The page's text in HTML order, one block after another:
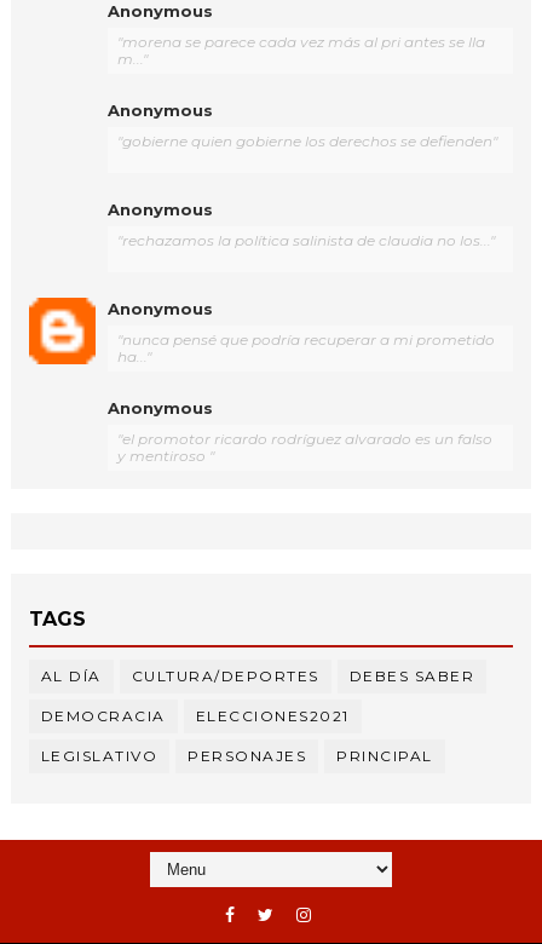
Anonymous
"morena se parece cada vez más al pri antes se lla
m..."
Anonymous
"gobierne quien gobierne los derechos se defienden"
Anonymous
"rechazamos la política salinista de claudia no los..."
Anonymous
"nunca pensé que podría recuperar a mi prometido
ha..."
Anonymous
"el promotor ricardo rodríguez alvarado es un falso
y mentiroso "
TAGS
AL DÍA CULTURA/DEPORTES DEBES SABER
DEMOCRACIA ELECCIONES2021
LEGISLATIVO PERSONAJES PRINCIPAL